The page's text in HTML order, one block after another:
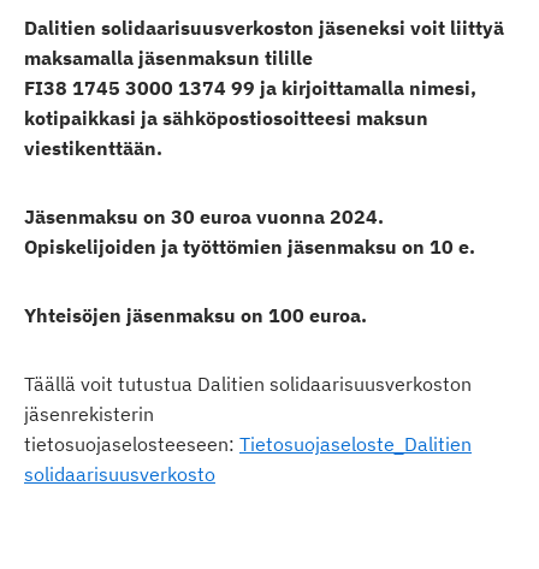
Dalitien solidaarisuusverkoston jäseneksi voit liittyä
maksamalla jäsenmaksun tilille
FI38 1745 3000 1374 99 ja kirjoittamalla nimesi,
kotipaikkasi ja sähköpostiosoitteesi maksun
viestikenttään.
Jäsenmaksu on 30 euroa vuonna 2024.
Opiskelijoiden ja työttömien jäsenmaksu on 10 e.
Yhteisöjen jäsenmaksu on 100 euroa.
Täällä voit tutustua Dalitien solidaarisuusverkoston
jäsenrekisterin
tietosuojaselosteeseen: Tietosuojaseloste_Dalitien
solidaarisuusverkosto